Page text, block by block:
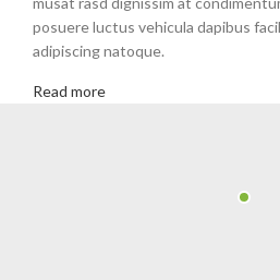
posuere luctus vehicula dapibus
adipiscing natoque.
Read more